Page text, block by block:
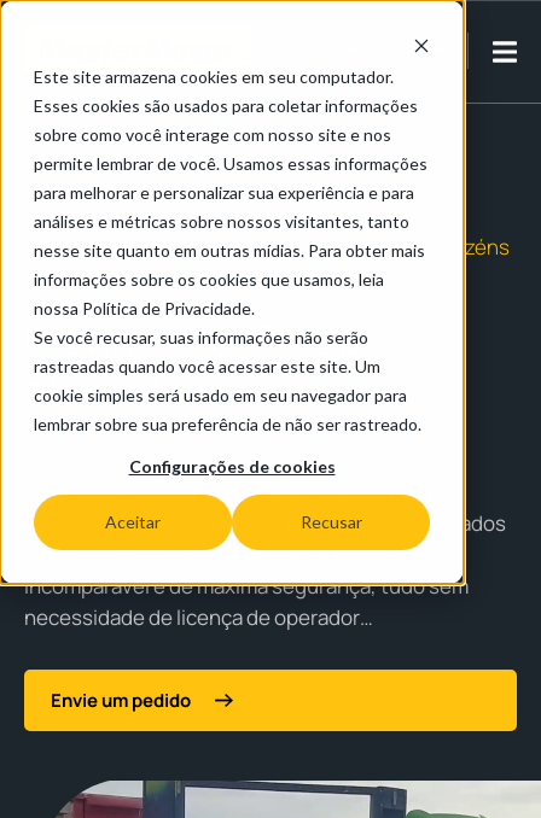
Este site armazena cookies em seu computador.
Esses cookies são usados para coletar informações
sobre como você interage com nosso site e nos
permite lembrar de você. Usamos essas informações
para melhorar e personalizar sua experiência e para
análises e métricas sobre nossos visitantes, tanto
nesse site quanto em outras mídias. Para obter mais
informações sobre os cookies que usamos, leia
nossa Política de Privacidade.
Se você recusar, suas informações não serão
rastreadas quando você acessar este site. Um
cookie simples será usado em seu navegador para
lembrar sobre sua preferência de não ser rastreado.
Configurações de cookies
Aceitar Recusar
PT-PT
Inicial/ Retalho, logística e armazenamento
Movimentação de atrelados
Movimentação de
atrelados
Movimentação eficiente de atrelados para armazéns
movimentados
Os gestores de logística e frotas confiam nos
rebocadores elétricos da MasterMover para
melhorar a eficiência na movimentação de atrelados
sem carga. Beneficie de uma visibilidade
incomparável e de máxima segurança, tudo sem
necessidade de licença de operador…
Envie um pedido